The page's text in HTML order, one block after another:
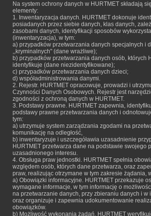
Na system ochrony danych w HURTMET składają
elementy:
1. Inwentaryzacja danych. HURTMET dokonuje
posiadanych przez siebie danych, klas danych,
zasobami danych, identyfikacji sposobów
(inwentaryzacja), w tym:
a) przypadków przetwarzania danych specjalnych i
,,kryminalnych" (dane wrażliwe);
b) przypadków przetwarzania danych osób, których
identyfikuje (dane niezidentyfikowane);
c) przypadków przetwarzania danych dzieci;
d) współadministrowania danymi.
2. Rejestr. HURTMET opracowuje, prowadzi i
Czynności Danych Osobowych. Rejestr jest
zgodności z ochroną danych w HURTMET.
3. Podstawy prawne. HURTMET zapewnia,
podstawy prawne przetwarzania danych i
tym:
a) utrzymuje system zarządzania zgodami na
komunikację na odległość,
b) inwentaryzuje i uszczegóławia uzasadnienie
HURTMET przetwarza dane na podstawie swojego
uzasadnionego interesu.
4. Obsługa praw jednostki. HURTMET spełnia
względem osób, których dane przetwarza, oraz
praw, realizując otrzymane w tym zakresie żądania,
a) Obowiązki informacyjne. HURTMET przekazuje
wymagane informacje, w tym informację o
na przetwarzanie danych, przy zbieraniu danych i w
oraz organizuje i zapewnia udokumentowanie
obowiązków.
b) Możliwość wykonania żądań. HURTMET